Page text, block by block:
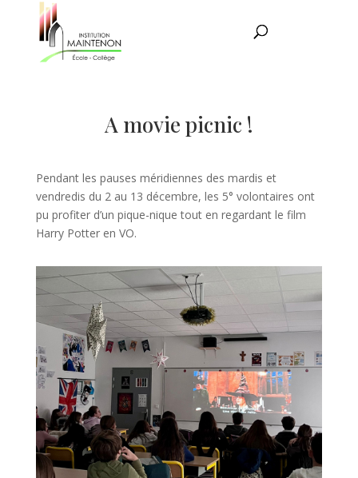
A movie picnic !
Pendant les pauses méridiennes des mardis et
vendredis du 2 au 13 décembre, les 5° volontaires ont
pu profiter d’un pique-nique tout en regardant le film
Harry Potter en VO.